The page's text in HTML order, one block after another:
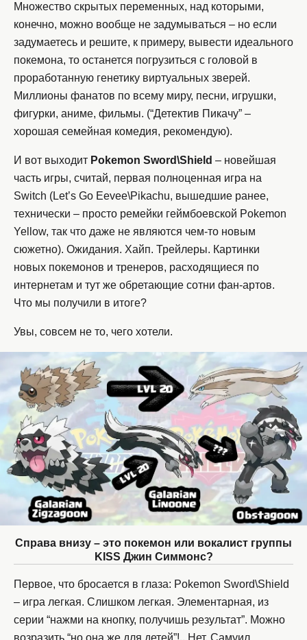
Множество скрытых переменных, над которыми,
конечно, можно вообще не задумываться – но если
задумаетесь и решите, к примеру, вывести идеального
покемона, то останется погрузиться с головой в
проработанную генетику виртуальных зверей.
Миллионы фанатов по всему миру, песни, игрушки,
фигурки, аниме, фильмы. (“Детектив Пикачу” –
хорошая семейная комедия, рекомендую).
И вот выходит Pokemon Sword\Shield – новейшая
часть игры, считай, первая полноценная игра на
Switch (Let’s Go Eevee\Pikachu, вышедшие ранее,
технически – просто ремейки геймбоевской Pokemon
Yellow, так что даже не являются чем-то новым
сюжетно). Ожидания. Хайп. Трейлеры. Картинки
новых покемонов и тренеров, расходящиеся по
интернетам и тут же обретающие сотни фан-артов.
Что мы получили в итоге?
Увы, совсем не то, чего хотели.
Справа внизу – это покемон или вокалист группы
KISS Джин Симмонс?
Первое, что бросается в глаза: Pokemon Sword\Shield
– игра легкая. Слишком легкая. Элементарная, из
серии “нажми на кнопку, получишь результат”. Можно
возразить “но она же для детей”!.. Нет. Самуил